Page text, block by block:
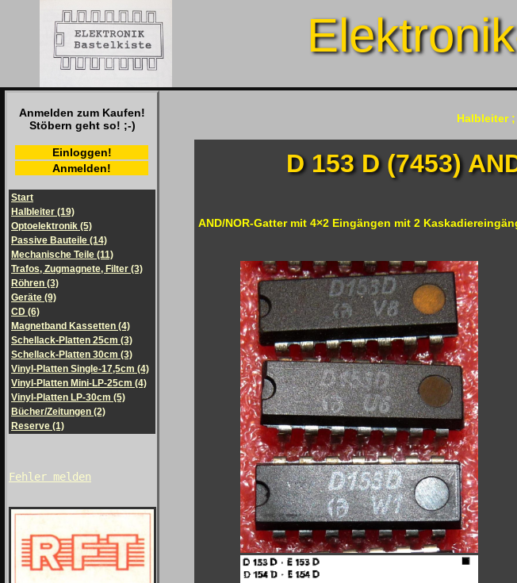
Anmelden zum Kaufen!
Stöbern geht so! ;-)
Einloggen!
Anmelden!
Start
Halbleiter (19)
Optoelektronik (5)
Passive Bauteile (14)
Mechanische Teile (11)
Trafos, Zugmagnete, Filter (3)
Röhren (3)
Geräte (9)
CD (6)
Magnetband Kassetten (4)
Schellack-Platten 25cm (3)
Schellack-Platten 30cm (3)
Vinyl-Platten Single-17,5cm (4)
Vinyl-Platten Mini-LP-25cm (4)
Vinyl-Platten LP-30cm (5)
Bücher/Zeitungen (2)
Reserve (1)
Fehler melden
Halbleiter
D 153 D (7453)
AND/NOR-Gatter mit 4×2 Eingängen mit 2